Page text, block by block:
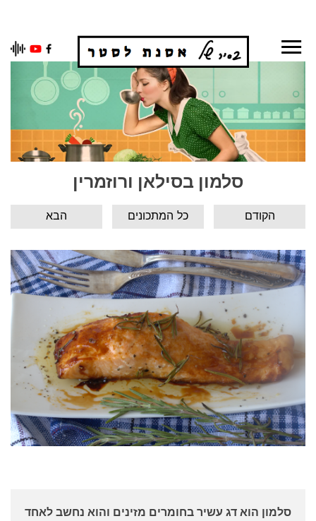
Skip
סלמון בסילאן ורוזמרין
הבא כל המתכונים הקודם
סלמון הוא דג עשיר בחומרים מזינים והוא נחשב לאחד